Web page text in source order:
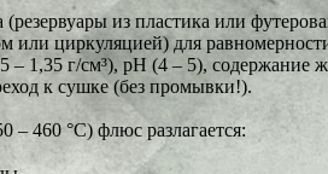
из пластика или
или циркуляцией) для
– 1,35 г/см³), pH (4 – 5), содержание
к сушке (без промывки!).
460 °C) флюс разлагается: